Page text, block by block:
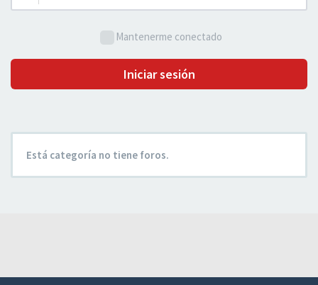
Mantenerme conectado
Iniciar sesión
Está categoría no tiene foros.